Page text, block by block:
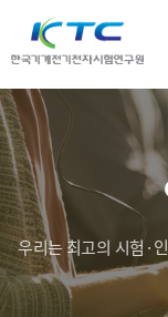
우리는 최고의 시험·